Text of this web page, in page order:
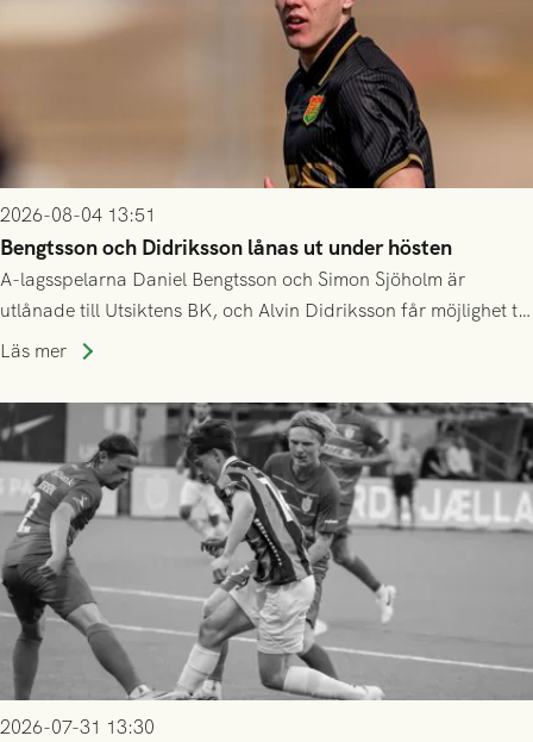
2026-08-04 13:51
Bengtsson och Didriksson lånas ut under hösten
A-lagsspelarna Daniel Bengtsson och Simon Sjöholm är
utlånade till Utsiktens BK, och Alvin Didriksson får möjlighet till
speltid i Hestrafors genom föreningssamarbete.
Läs mer
2026-07-31 13:30